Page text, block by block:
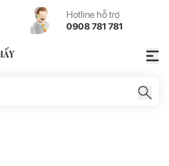
Hotline hỗ trợ
0908 781 781